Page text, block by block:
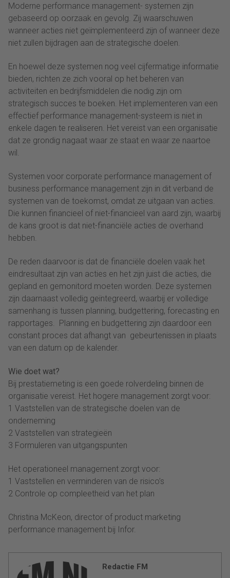
Moderne performance management- systemen zijn
gebaseerd op oorzaak en gevolg. Zij waarschuwen
wanneer acties niet geïmplementeerd zijn of wanneer deze
niet zullen bijdragen aan de strategische doelen.
En hoewel deze systemen nog veel cijfermatige informatie
bieden, richten ze zich vooral op het beheren van
activiteiten en bedrijfsmiddelen die nodig zijn om
strategisch succes te boeken. Het implementeren van een
effectief performance management-systeem is niet in
enkele dagen te realiseren. Het vereist van een organisatie
dat ze grondig nagaat waar ze staat en waar ze naartoe
wil.
Systemen voor corporate performance management of
business performance management zijn in dit verband de
systemen van de toekomst, omdat ze uitgaan van acties.
Die kunnen financieel of niet-financieel van aard zijn, waarbij
de kans groot is dat niet-financiële acties de overhand
hebben.
De reden daarvoor is dat de financiële doelen vaak het
eindresultaat zijn van acties en het zijn juist die acties, die
gepland en gemonitord moeten worden. Deze systemen
zijn daarnaast volledig geïntegreerd, waarbij er volledige
samenhang is tussen planning, budgettering, forecasting en
rapportages. Planning en budgettering zijn daardoor een
constant proces dat afhangt van gebeurtenissen in plaats
van een datum op de kalender.
Wie doet wat?
Bij prestatiemeting is een goede rolverdeling binnen de
organisatie vereist. Het hogere management zorgt voor:
1 Vaststellen van de strategische doelen van de
onderneming
2 Vaststellen van strategieën
3 Formuleren van uitgangspunten
Het operationeel management zorgt voor:
1 Vaststellen en verminderen van de risico’s
2 Controle op compleetheid van het plan
Christina McKeon, director of product marketing
performance management bij Infor.
Redactie FM